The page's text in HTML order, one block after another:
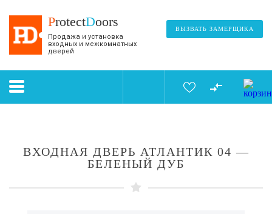
ProtectDoors
Продажа и установка
входных и межкомнатных
дверей
ВЫЗВАТЬ ЗАМЕРЩИКА
ВХОДНАЯ ДВЕРЬ АТЛАНТИК 04 —
БЕЛЕНЫЙ ДУБ